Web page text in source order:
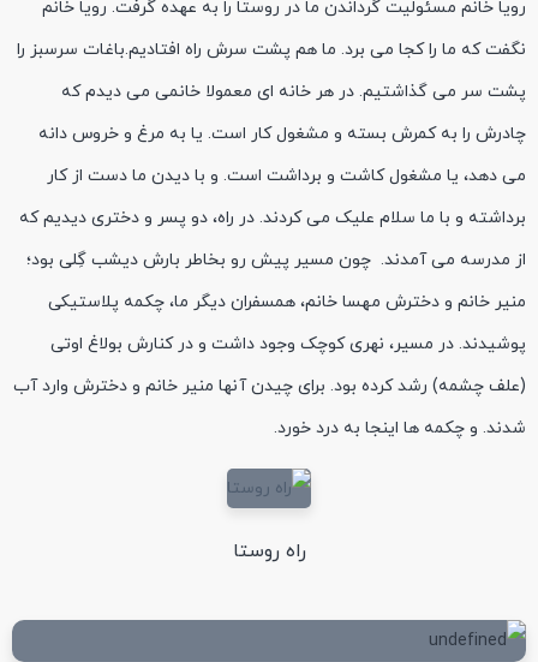
رویا خانم مسئولیت گرداندن ما در روستا را به عهده گرفت. رویا خانم
نگفت که ما را کجا می برد. ما هم پشت سرش راه افتادیم.باغات سرسبز را
پشت سر می گذاشتیم. در هر خانه ای معمولا خانمی می دیدم که
چادرش را به کمرش بسته و مشغول کار است. یا به مرغ و خروس دانه
می دهد، یا مشغول کاشت و برداشت است. و با دیدن ما دست از کار
برداشته و با ما سلام علیک می کردند. در راه، دو پسر و دختری دیدیم که
از مدرسه می آمدند. چون مسیر پیش رو بخاطر بارش دیشب گِلی بود؛
منیر خانم و دخترش مهسا خانم، همسفران دیگر ما، چکمه پلاستیکی
پوشیدند. در مسیر، نهری کوچک وجود داشت و در کنارش بولاغ اوتی
(علف چشمه) رشد کرده بود. برای چیدن آنها منیر خانم و دخترش وارد آب
شدند. و چکمه ها اینجا به درد خورد.
راه روستا